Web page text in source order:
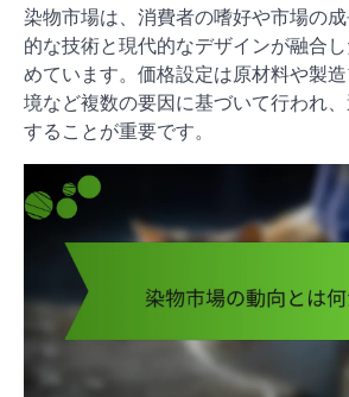
染物市場は、消費者の嗜好や市場の
的な技術と現代的なデザインが融合
めています。価格設定は原材料や製
境など複数の要因に基づいて行われ
することが重要です。